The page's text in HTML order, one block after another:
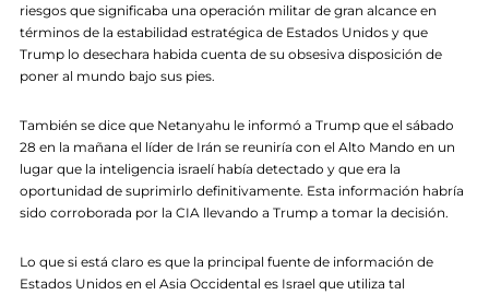
riesgos que significaba una operación militar de gran alcance en
términos de la estabilidad estratégica de Estados Unidos y que
Trump lo desechara habida cuenta de su obsesiva disposición de
poner al mundo bajo sus pies.
También se dice que Netanyahu le informó a Trump que el sábado
28 en la mañana el líder de Irán se reuniría con el Alto Mando en un
lugar que la inteligencia israelí había detectado y que era la
oportunidad de suprimirlo definitivamente. Esta información habría
sido corroborada por la CIA llevando a Trump a tomar la decisión.
Lo que si está claro es que la principal fuente de información de
Estados Unidos en el Asia Occidental es Israel que utiliza tal